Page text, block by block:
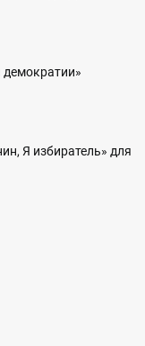
демократии»
Я избиратель» для